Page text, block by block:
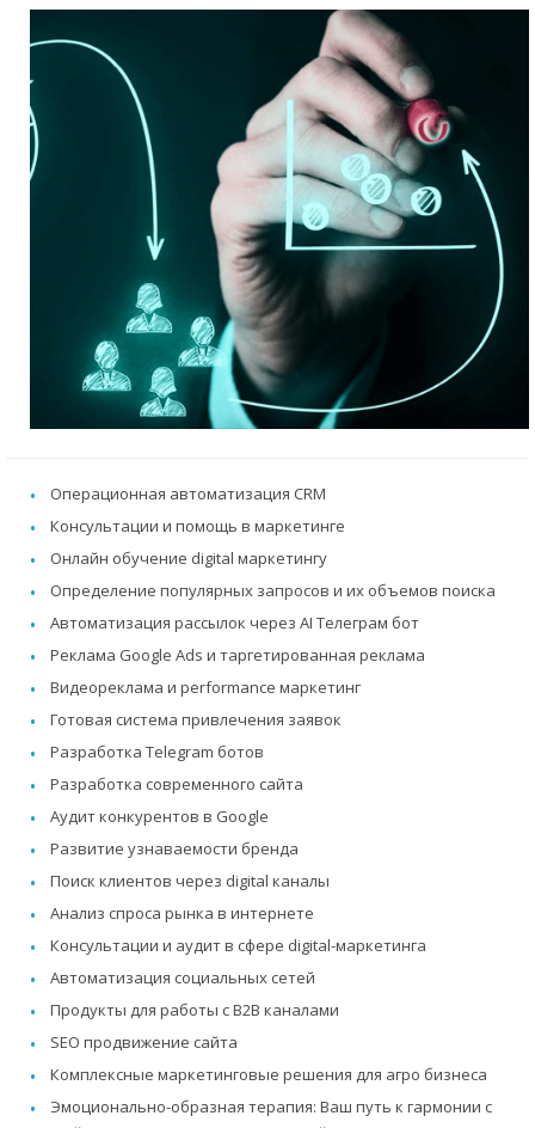
Операционная автоматизация CRM
Консультации и помощь в маркетинге
Онлайн обучение digital маркетингу
Определение популярных запросов и их объемов поиска
Автоматизация рассылок через AI Телеграм бот
Реклама Google Ads и таргетированная реклама
Видеореклама и performance маркетинг
Готовая система привлечения заявок
Разработка Telegram ботов
Разработка современного сайта
Аудит конкурентов в Google
Развитие узнаваемости бренда
Поиск клиентов через digital каналы
Анализ спроса рынка в интернете
Консультации и аудит в сфере digital-маркетинга
Автоматизация социальных сетей
Продукты для работы с B2B каналами
SEO продвижение сайта
Комплексные маркетинговые решения для агро бизнеса
Эмоционально-образная терапия: Ваш путь к гармонии с